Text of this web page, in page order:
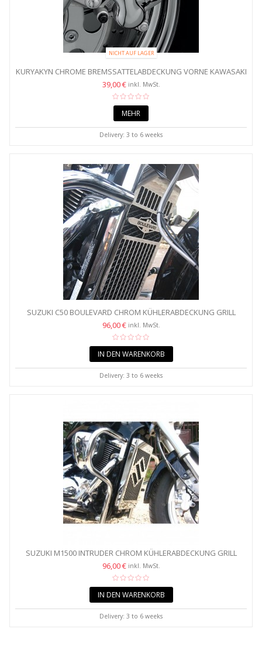
NICHT AUF LAGER
KURYAKYN CHROME BREMSSATTELABDECKUNG VORNE KAWASAKI
/...
39,00 € inkl. MwSt.
MEHR
Delivery: 3 to 6 weeks
SUZUKI C50 BOULEVARD CHROM KÜHLERABDECKUNG GRILL
PROTECTOR
96,00 € inkl. MwSt.
IN DEN WARENKORB
Delivery: 3 to 6 weeks
SUZUKI M1500 INTRUDER CHROM KÜHLERABDECKUNG GRILL
PROTECTOR
96,00 € inkl. MwSt.
IN DEN WARENKORB
Delivery: 3 to 6 weeks